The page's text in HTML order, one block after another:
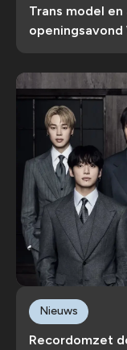
Trans model
openingsavond
Recordomzet
Nieuws